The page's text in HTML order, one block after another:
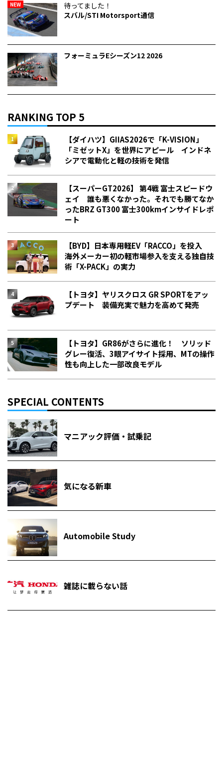
NEW
待ってました！
スバル/STI Motorsport通信
フォーミュラEシーズン12 2026
RANKING TOP 5
【ダイハツ】GIIAS2026で「K-VISION」
「ミゼットX」を世界にアピール インドネ
シアで電動化と軽の技術を発信
【スーパーGT2026】 第4戦 富士スピードウ
ェイ 誰も悪くなかった。それでも勝てなか
った――BRZ GT300 富士300kmインサイドレポ
ート
【BYD】日本専用軽EV「RACCO」を投入
海外メーカー初の軽市場参入を支える独自技
術「X-PACK」の実力
【トヨタ】ヤリスクロス GR SPORTをアッ
プデート 装備充実で魅力を高めて発売
【トヨタ】GR86がさらに進化！ ソリッド
グレー復活、3眼アイサイト採用、MTの操作
性も向上した一部改良モデル
SPECIAL CONTENTS
マニアック評価・試乗記
気になる新車
Automobile Study
雑誌に載らない話